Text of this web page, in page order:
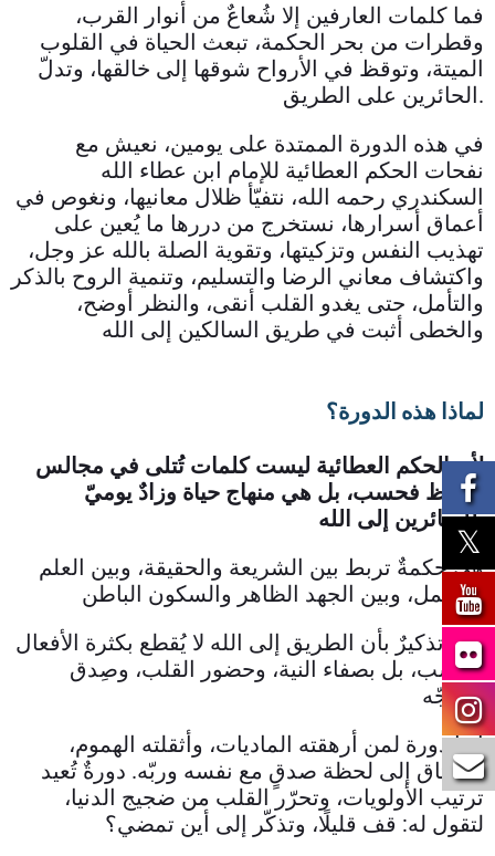
فما كلمات العارفين إلا شُعاعٌ من أنوار القرب،
وقطرات من بحر الحكمة، تبعث الحياة في القلوب
الميتة، وتوقظ في الأرواح شوقها إلى خالقها، وتدلّ
الحائرين على الطريق.
في هذه الدورة الممتدة على يومين، نعيش مع
نفحات الحكم العطائية للإمام ابن عطاء الله
السكندري رحمه الله، نتفيّأ ظلال معانيها، ونغوص في
أعماق أسرارها، نستخرج من دررها ما يُعين على
تهذيب النفس وتزكيتها، وتقوية الصلة بالله عز وجل،
واكتشاف معاني الرضا والتسليم، وتنمية الروح بالذكر
والتأمل، حتى يغدو القلب أنقى، والنظر أوضح،
والخطى أثبت في طريق السالكين إلى الله
لماذا هذه الدورة؟
لأن الحكم العطائية ليست كلمات تُتلى في مجالس
الوعظ فحسب، بل هي منهاج حياة وزادٌ يوميّ
للسائرين إلى الله.
هي حكمةٌ تربط بين الشريعة والحقيقة، وبين العلم
والعمل، وبين الجهد الظاهر والسكون الباطن.
فيها تذكيرٌ بأن الطريق إلى الله لا يُقطع بكثرة الأفعال
فحسب، بل بصفاء النية، وحضور القلب، وصِدق
التوجّه.
إنها دورة لمن أرهقته الماديات، وأثقلته الهموم،
واشتاق إلى لحظة صدقٍ مع نفسه وربّه. دورةٌ تُعيد
ترتيب الأولويات، وتحرّر القلب من ضجيج الدنيا،
لتقول له: قف قليلًا، وتذكّر إلى أين تمضي؟